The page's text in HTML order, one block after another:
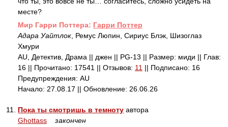
месте?
Mир Гарри Поттера: Гарри Поттер
Адара Уайтлок , Ремус Люпин, Сириус Блэк, Шизоглаз
Хмури
AU, Детектив, Драма || джен || PG-13 || Размер: миди || Глав:
16 || Прочитано: 17541 || Отзывов: 11 || Подписано: 16
Предупреждения: AU
Начало: 27.08.17 || Обновление: 26.06.26
11. Пока ты смотришь в темноту автора
Ghottass
закончен